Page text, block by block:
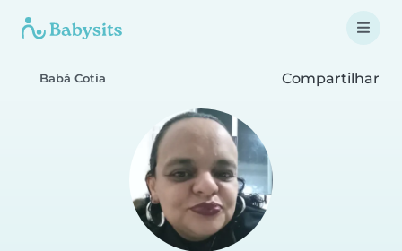
Babá Cotia Compartilhar